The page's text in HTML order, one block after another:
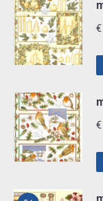
Furry
Christmas
-
Mini
aantal
€
€